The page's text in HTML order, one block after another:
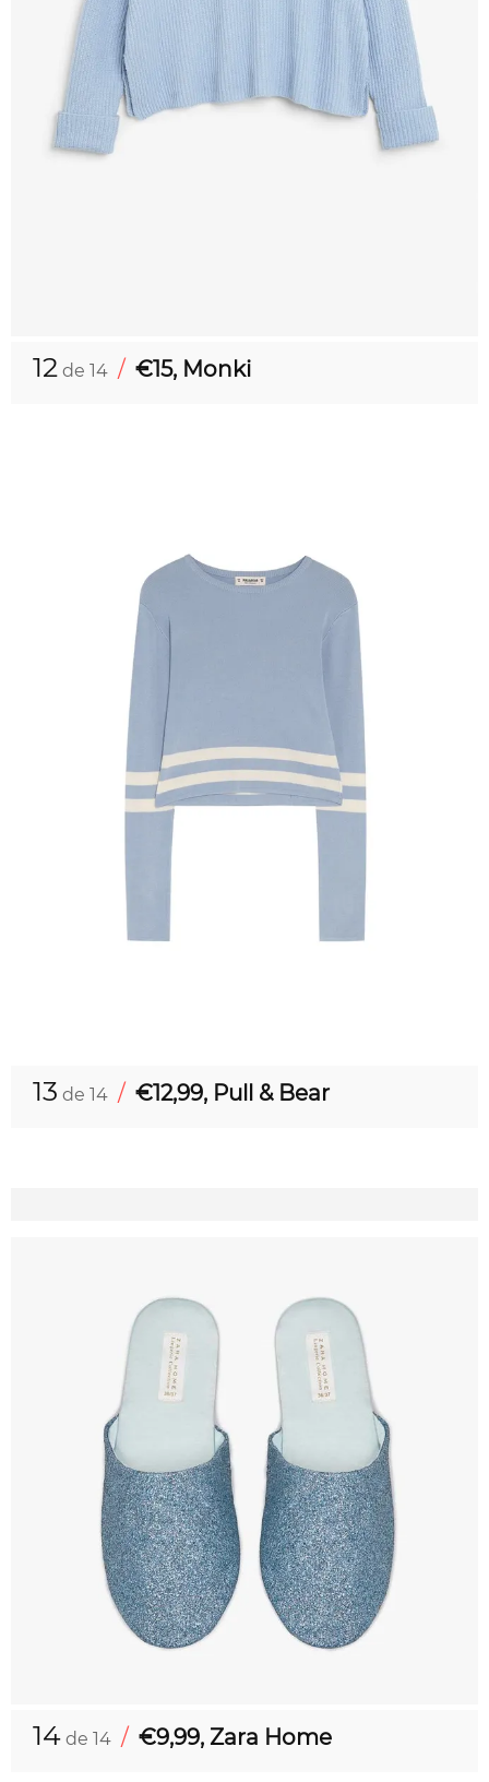
12 de 14 / €15, Monki
13 de 14 / €12,99, Pull & Bear
14 de 14 / €9,99, Zara Home